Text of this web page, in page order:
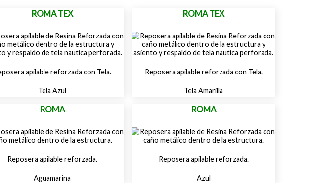
ROMA TEX
apilable reforzada con Tela.
Tela Azul
ROMA TEX
Reposera apilable reforzada con Tela.
Tela Amarilla
ROMA
Reposera apilable reforzada.
Aguamarina
ROMA
Reposera apilable reforzada.
Azul